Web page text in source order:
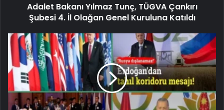
Adalet Bakanı Yılmaz Tunç, TÜGVA Çankırı
Şubesi 4. İl Olağan Genel Kuruluna Katıldı